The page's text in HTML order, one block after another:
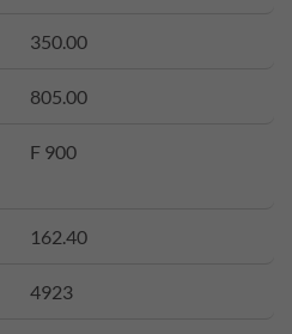
350.00
805.00
F 900
162.40
4923